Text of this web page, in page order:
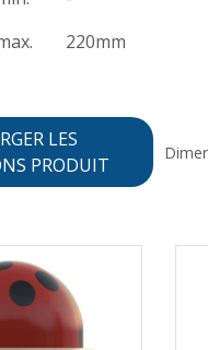
220mm
LES
PRODUIT